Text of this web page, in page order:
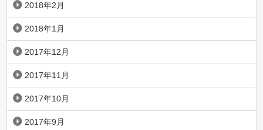
2018年2月
2018年1月
2017年12月
2017年11月
2017年10月
2017年9月